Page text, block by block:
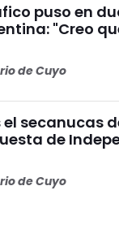
puso en
"Creo
de Cuyo
secanucas
de
de Cuyo